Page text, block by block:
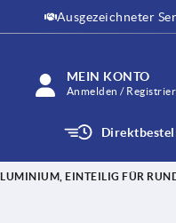
Ausgezeichneter
MEIN KONTO
Anmelden /
EINTEILIG FÜR